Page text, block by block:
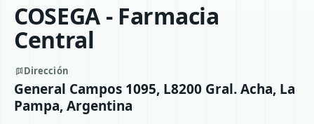
COSEGA - Farmacia
Central
Dirección
General Campos 1095, L8200 Gral. Acha, La
Pampa, Argentina